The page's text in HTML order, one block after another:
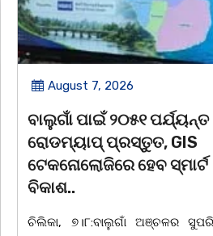
August 7, 2026
ବାଲୁଗାଁ କଲେଜରେ ଶକ୍ତିଶ୍ରୀ
ସଶକ୍ତିକରଣ ପ୍ରକୋଷ୍ଠ
ଆଲୋଚନାଚକ୍ର |
ସଶକ୍ତିକରଣ ପ୍ରକୋଷ୍ଠ